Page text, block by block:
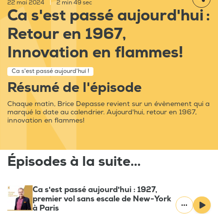
22 mai 2024 2 min 49 sec
Ca s'est passé aujourd'hui :
Retour en 1967,
Innovation en flammes!
Ca s'est passé aujourd'hui !
Résumé de l'épisode
Chaque matin, Brice Depasse revient sur un évènement qui a
marqué la date au calendrier. Aujourd'hui, retour en 1967,
innovation en flammes!
Épisodes à la suite...
Ca s'est passé aujourd'hui : 1927,
premier vol sans escale de New-York
à Paris